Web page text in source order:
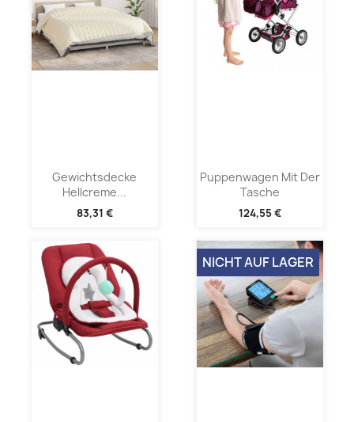
Gewichtsdecke
Hellcreme...
83,31 €
Puppenwagen Mit Der
Tasche
124,55 €
NICHT AUF LAGER